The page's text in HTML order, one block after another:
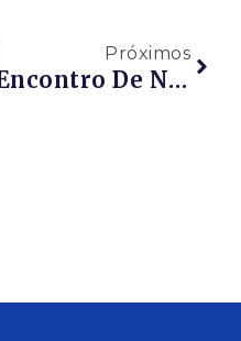
Próximos
Encontro De Negócios Em Maricá 2018